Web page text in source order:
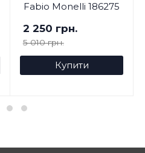
Fabio Monelli 186275
2 250 грн.
5 010 грн.
Купити